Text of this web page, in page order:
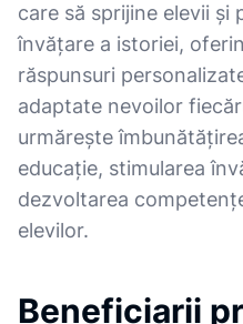
care să sprijine elevii și
învățare a istoriei,
răspunsuri
adaptate nevoilor
urmărește
educație, stimularea
dezvoltarea
elevilor.
Beneficiarii